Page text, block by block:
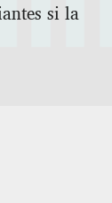
si la